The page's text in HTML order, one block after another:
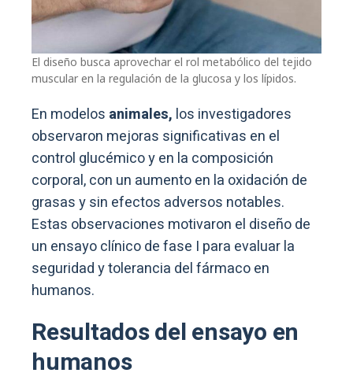
El diseño busca aprovechar el rol metabólico del tejido
muscular en la regulación de la glucosa y los lípidos.
En modelos animales, los investigadores
observaron mejoras significativas en el
control glucémico y en la composición
corporal, con un aumento en la oxidación de
grasas y sin efectos adversos notables.
Estas observaciones motivaron el diseño de
un ensayo clínico de fase I para evaluar la
seguridad y tolerancia del fármaco en
humanos.
Resultados del ensayo en
humanos